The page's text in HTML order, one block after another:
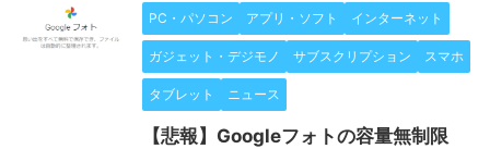
PC・パソコン アプリ・ソフト インターネット
ガジェット・デジモノ サブスクリプション スマホ
タブレット ニュース
【悲報】Googleフォトの容量無制限